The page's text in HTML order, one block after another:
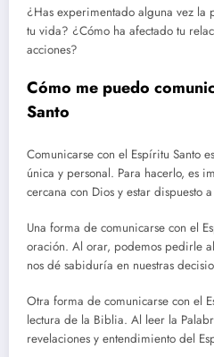
¿Has experimentado alguna vez la
tu vida? ¿Cómo ha afectado tu
acciones?
Cómo me puedo
Santo
Comunicarse con el Espíritu Santo
única y personal. Para hacerlo, es
cercana con Dios y estar dispuesto
Una forma de comunicarse con el
oración. Al orar, podemos pedirle
nos dé sabiduría en nuestras
Otra forma de comunicarse con el
lectura de la Biblia. Al leer la
revelaciones y entendimiento del